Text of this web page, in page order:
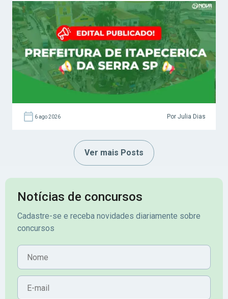
6 ago 2026 Por Julia Dias
Ver mais Posts
Notícias de concursos
Cadastre-se e receba novidades diariamente sobre
concursos
Nome
E-mail